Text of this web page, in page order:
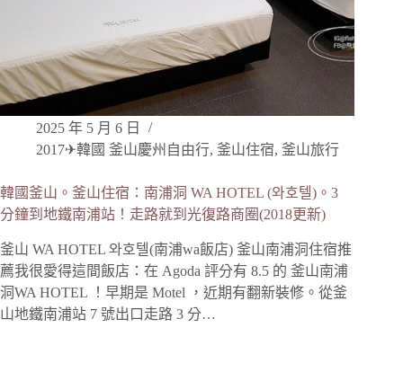
2025 年 5 月 6 日
2017✈韓國 釜山慶州自由行, 釜山住宿, 釜山旅行
韓國釜山。釜山住宿：南浦洞 WA HOTEL (와호텔)。3
分鐘到地鐵南浦站！走路就到光復路商圈(2018更新)
釜山 WA HOTEL 와호텔(南浦wa飯店) 釜山南浦洞住宿推
薦我很愛得這間飯店：在 Agoda 評分有 8.5 的 釜山南浦
洞WA HOTEL ！早期是 Motel ，近期有翻新裝修。從釜
山地鐵南浦站 7 號出口走路 3 分…